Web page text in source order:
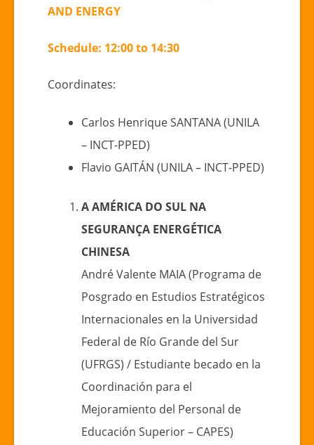
AND ENERGY
Schedule: 12:00 to 14:30
Coordinates:
Carlos Henrique SANTANA (UNILA
– INCT-PPED)
Flavio GAITÁN (UNILA – INCT-PPED)
A AMÉRICA DO SUL NA
SEGURANÇA ENERGÉTICA
CHINESA
André Valente MAIA (Programa de
Posgrado en Estudios Estratégicos
Internacionales en la Universidad
Federal de Río Grande del Sur
(UFRGS) / Estudiante becado en la
Coordinación para el
Mejoramiento del Personal de
Educación Superior – CAPES)